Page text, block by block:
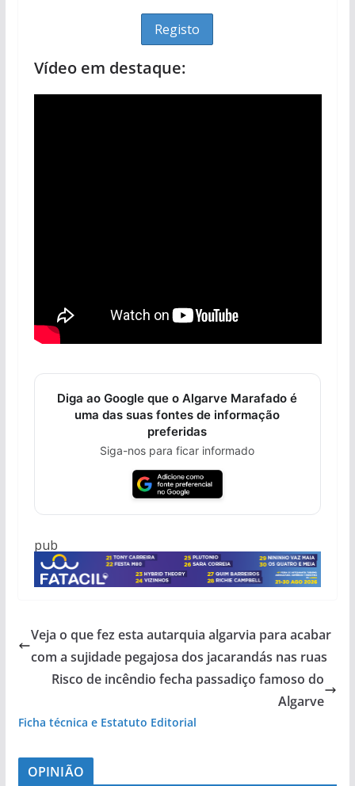
Vídeo em destaque:
Diga ao Google que o Algarve Marafado é
uma das suas fontes de informação
preferidas
Siga-nos para ficar informado
pub
Veja o que fez esta autarquia algarvia para acabar
com a sujidade pegajosa dos jacarandás nas ruas
Risco de incêndio fecha passadiço famoso do
Algarve
Ficha técnica e Estatuto Editorial
OPINIÃO